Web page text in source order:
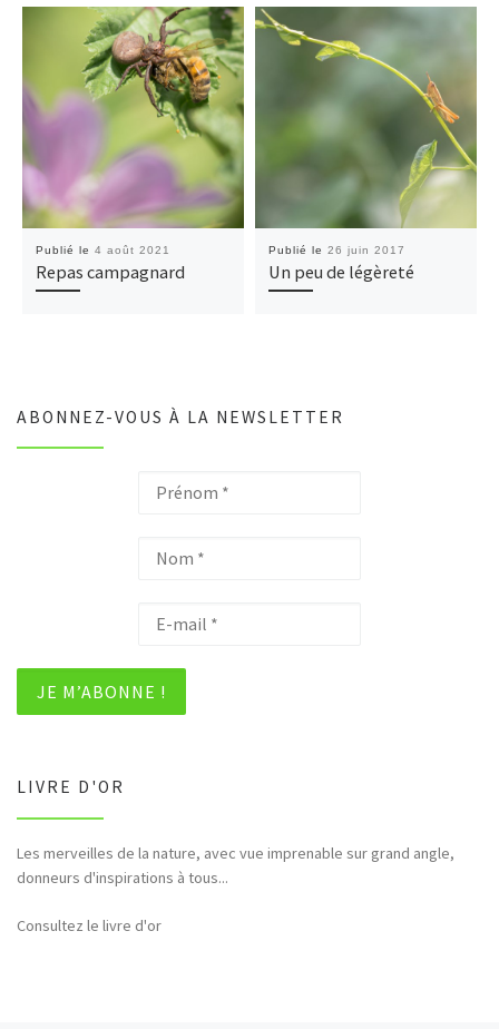
Publié le 4 août 2021
Repas campagnard
Publié le 26 juin 2017
Un peu de légèreté
ABONNEZ-VOUS À LA NEWSLETTER
LIVRE D'OR
Les merveilles de la nature, avec vue imprenable sur grand angle,
donneurs d'inspirations à tous...
Consultez le livre d'or